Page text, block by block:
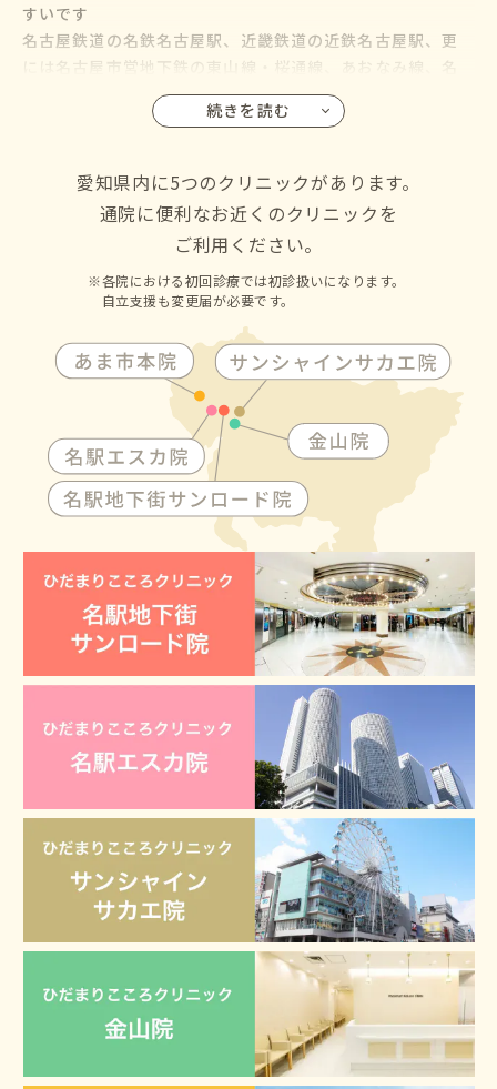
すいです
名古屋鉄道の名鉄名古屋駅、近畿鉄道の近鉄名古屋駅、更
には名古屋市営地下鉄の東山線・桜通線、あおなみ線、名
鉄バス・名古屋市営バスも名古屋駅に乗り入れているので、
名古屋市の千種区・東区・北区・西区・中村区・中区・昭
区・名東区・天白区にお住いの方からも通院して頂けます
続きを読む
愛知県内に5つのクリニックがあります。
通院に便利なお近くのクリニックを
ご利用ください。
各院における初回診療では初診扱いになります。
自立支援も変更届が必要です。